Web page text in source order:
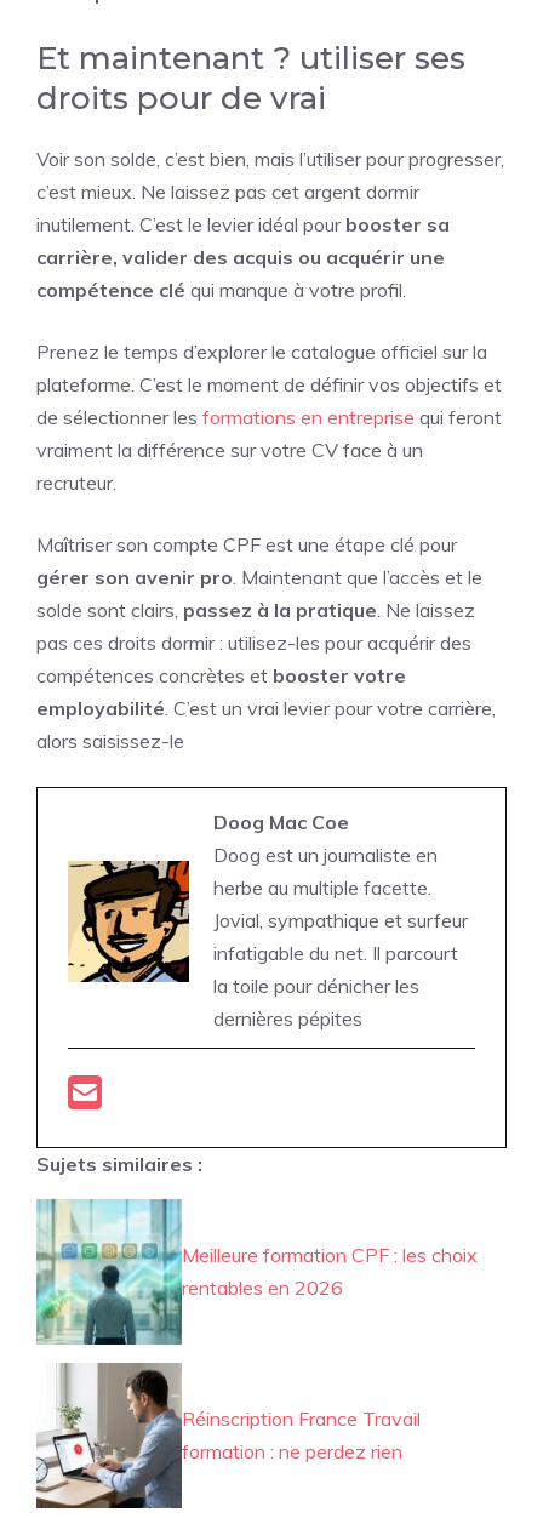
Et maintenant ? utiliser ses
droits pour de vrai
Voir son solde, c’est bien, mais l’utiliser pour progresser,
c’est mieux. Ne laissez pas cet argent dormir
inutilement. C’est le levier idéal pour booster sa
carrière, valider des acquis ou acquérir une
compétence clé qui manque à votre profil.
Prenez le temps d’explorer le catalogue officiel sur la
plateforme. C’est le moment de définir vos objectifs et
de sélectionner les formations en entreprise qui feront
vraiment la différence sur votre CV face à un
recruteur.
Maîtriser son compte CPF est une étape clé pour
gérer son avenir pro. Maintenant que l’accès et le
solde sont clairs, passez à la pratique. Ne laissez
pas ces droits dormir : utilisez-les pour acquérir des
compétences concrètes et booster votre
employabilité. C’est un vrai levier pour votre carrière,
alors saisissez-le
Doog Mac Coe
Doog est un journaliste en
herbe au multiple facette.
Jovial, sympathique et surfeur
infatigable du net. Il parcourt
la toile pour dénicher les
dernières pépites
Sujets similaires :
Meilleure formation CPF : les choix
rentables en 2026
Réinscription France Travail
formation : ne perdez rien